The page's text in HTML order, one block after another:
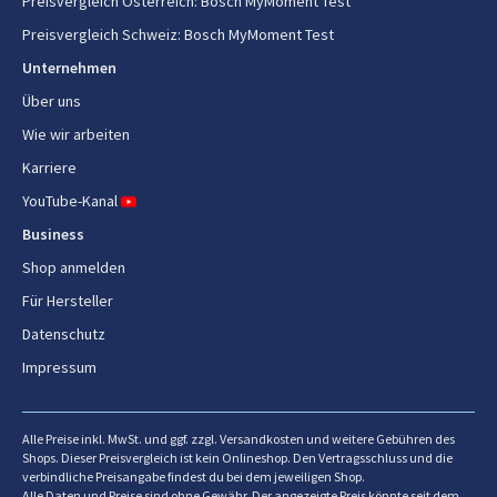
Automatischer Kapselauswurf
Wasserstandsanzeige
Abnehmbarer Wasserbehälter
Rutschfeste Füße
Kabellänge
Beleuchteter An-/Aus-Schalter
Einfach zu säubern Ja
Einfach zu bedienen Ja
Preisvergleich Schweiz: Bosch MyMoment Test
Unternehmen
Über uns
Wie wir arbeiten
Karriere
YouTube-Kanal
Business
Shop anmelden
Für Hersteller
Datenschutz
Impressum
Alle Preise inkl. MwSt. und ggf. zzgl. Versandkosten und weitere Gebühren des
Shops. Dieser Preisvergleich ist kein Onlineshop. Den Vertragsschluss und die
verbindliche Preisangabe findest du bei dem jeweiligen Shop.